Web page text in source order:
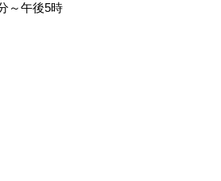
～午後5時